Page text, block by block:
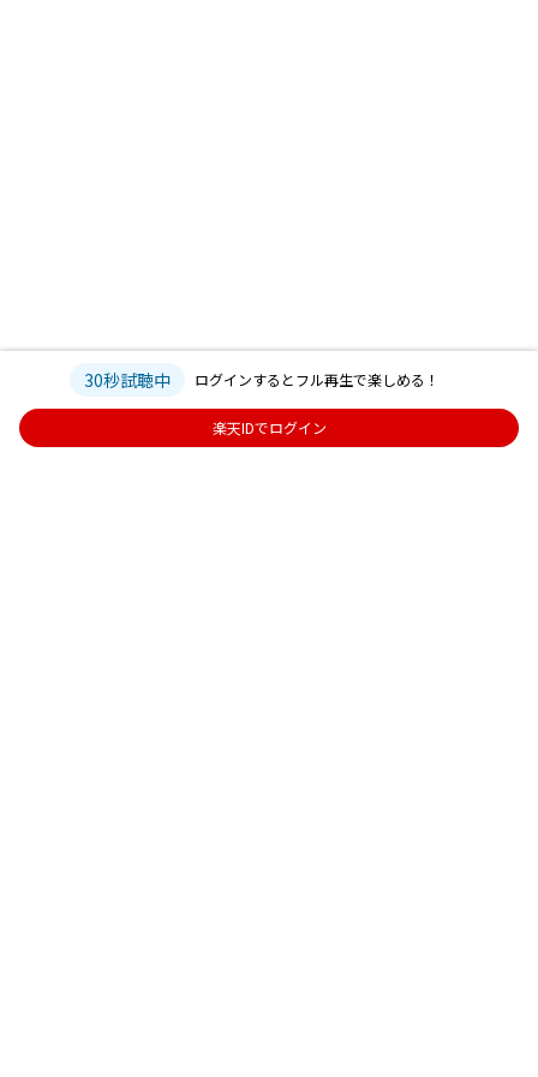
30秒試聴中 ログインするとフル再生で楽しめる！
楽天IDでログイン